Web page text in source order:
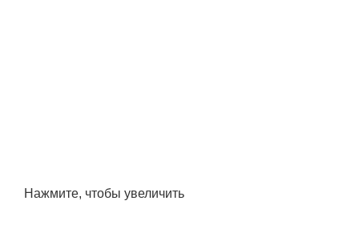
Нажмите, чтобы увеличить